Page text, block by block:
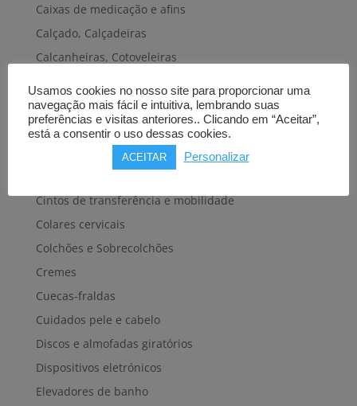
Caixas de medicação e afins
Calçado, Calçadeiras
Calcanheiras, Cotoveleiras
Carros hospitalares
Cestas, Arneses
Cintos de transferência e mobilidade
Colares cervicais
Colchões e Sobrecolchões
Cremes
Cuecas-fraldas
Cuidados pele e cabelo
Discos e almofadas giratórios
Dispositivos eletrónicos
Elevadores de banho
Usamos cookies no nosso site para proporcionar uma
navegação mais fácil e intuitiva, lembrando suas
preferências e visitas anteriores.. Clicando em “Aceitar”,
está a consentir o uso dessas cookies.
ACEITAR Personalizar